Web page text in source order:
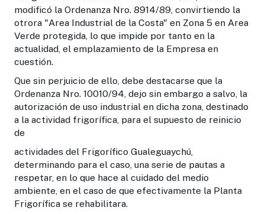
modificó la Ordenanza Nro. 8914/89, convirtiendo la
otrora "Area Industrial de la Costa" en Zona 5 en Area
Verde protegida, lo que impide por tanto en la
actualidad, el emplazamiento de la Empresa en
cuestión.
Que sin perjuicio de ello, debe destacarse que la
Ordenanza Nro. 10010/94, dejo sin embargo a salvo, la
autorización de uso industrial en dicha zona, destinado
a la actividad frigorífica, para el supuesto de reinicio
de
actividades del Frigorífico Gualeguaychú,
determinando para el caso, una serie de pautas a
respetar, en lo que hace al cuidado del medio
ambiente, en el caso de que efectivamente la Planta
Frigorífica se rehabilitara.